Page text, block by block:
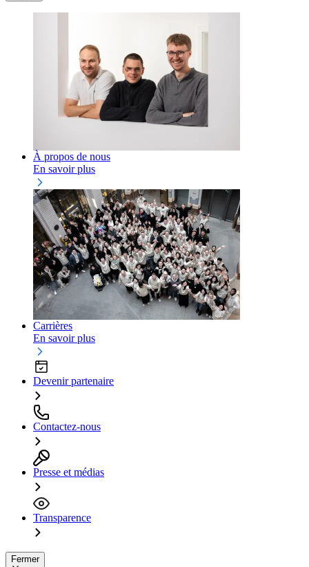
À propos de nous
En savoir plus
Carrières
En savoir plus
Devenir partenaire
Contactez-nous
Presse et médias
Transparence
Fermer